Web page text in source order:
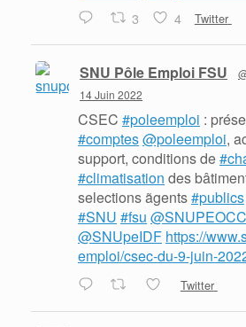
3 4 Twitter
SNU Pôle Emploi FSU
14 Juin 2022
CSEC #poleemploi :
#comptes@poleemploi,
support, conditions de
#climatisation des
selections ãgents#publics
#SNU #fsu
@SNUpeIDF https://
emploi/csec-du-9-juin-
Twitter